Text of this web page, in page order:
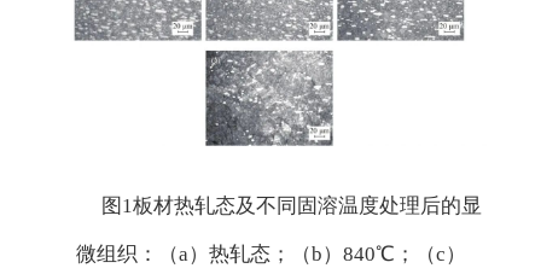
图1板材热轧态及不同固溶温度处理后的显
微组织：（a）热轧态；（b）840℃；（c）